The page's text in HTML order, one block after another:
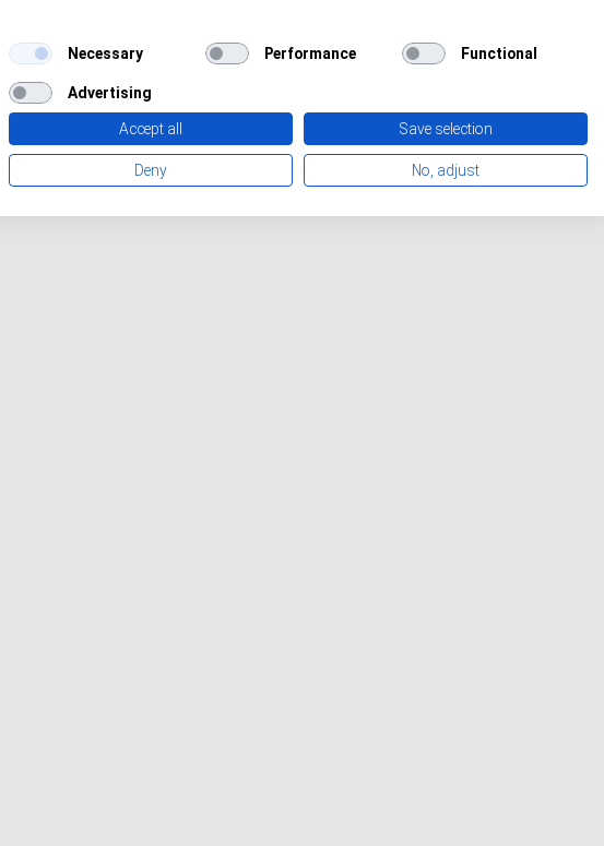
Necessary Performance Functional
Advertising
Accept all Save selection
Deny No, adjust